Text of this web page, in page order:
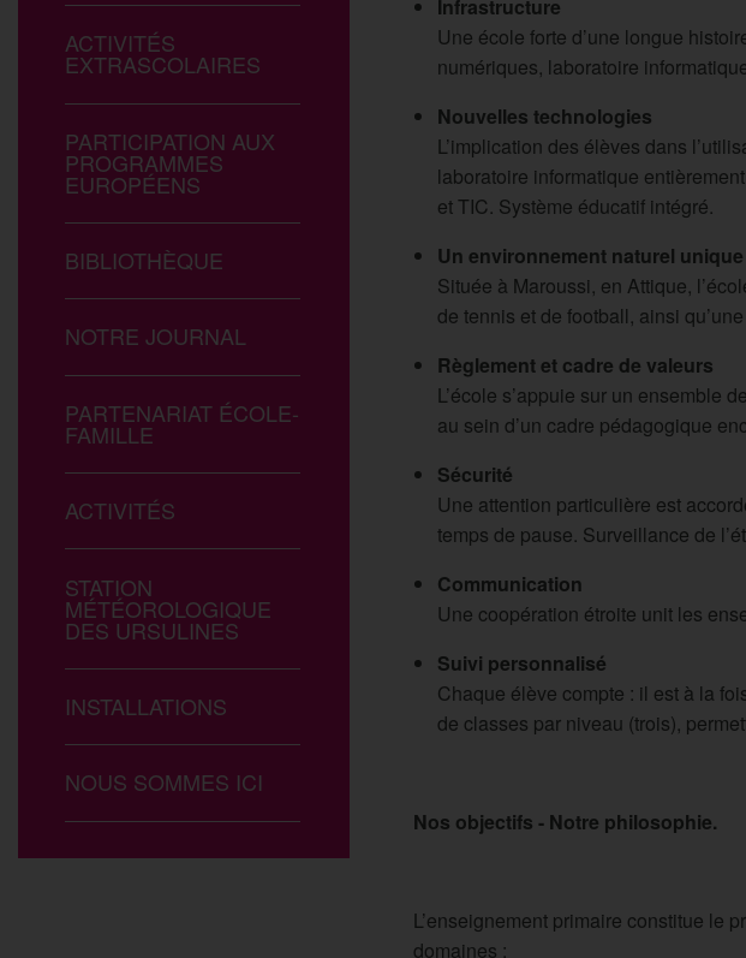
ACTIVITÉS
EXTRASCOLAIRES
PARTICIPATION AUX
PROGRAMMES
EUROPÉENS
BIBLIOTHÈQUE
NOTRE JOURNAL
PARTENARIAT ÉCOLE-
FAMILLE
ACTIVITÉS
STATION
MÉTÉOROLOGIQUE
DES URSULINES
INSTALLATIONS
NOUS SOMMES ICI
Infrastructure
Une école forte d’une longue
numériques, laboratoire
Nouvelles technologies
L’implication des élèves dans
laboratoire informatique
et TIC. Système éducatif intégré.
Un environnement naturel unique
Située à Maroussi, en Attique,
de tennis et de football, ainsi
Règlement et cadre de valeurs
L’école s’appuie sur un ensemble
au sein d’un cadre pédagogique
Sécurité
Une attention particulière est
temps de pause. Surveillance de
Communication
Une coopération étroite unit les
Suivi personnalisé
Chaque élève compte : il est à la
de classes par niveau (trois),
Nos objectifs - Notre philosophie.
L’enseignement primaire constitue le
domaines :